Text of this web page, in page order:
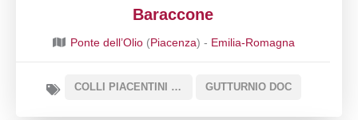
Baraccone
Ponte dell’Olio (Piacenza) - Emilia-Romagna
COLLI PIACENTINI DOC SOTTOZONA VALNURE GUTTURNIO DOC